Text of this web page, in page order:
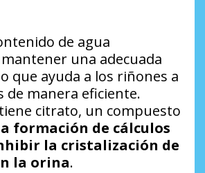
de agua
una adecuada
que ayuda a los riñones a
manera eficiente.
citrato, un compuesto
formación de cálculos
la cristalización de
la orina.